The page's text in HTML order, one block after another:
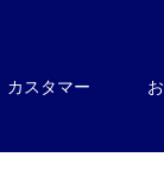
カスタマー